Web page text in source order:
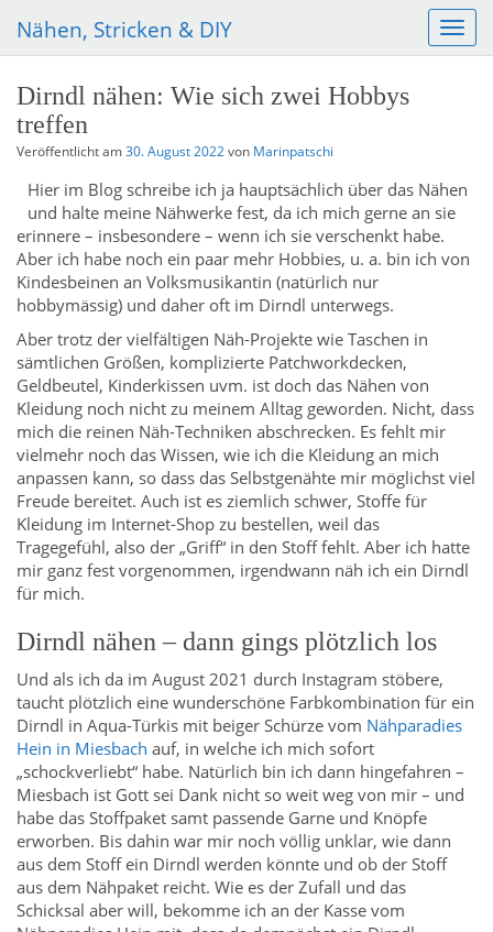
S
c
N
a
i
Nähen, Stricken & DIY
Dirndl nähen: Wie sich zwei Hobbys
treffen
Veröffentlicht am30. August 2022von Marinpatschi
Hier im Blog schreibe ich ja hauptsächlich über das Nähen
und halte meine Nähwerke fest, da ich mich gerne an sie
erinnere – insbesondere – wenn ich sie verschenkt habe.
Aber ich habe noch ein paar mehr Hobbies, u. a. bin ich von
Kindesbeinen an Volksmusikantin (natürlich nur
hobbymässig) und daher oft im Dirndl unterwegs.
Aber trotz der vielfältigen Näh-Projekte wie Taschen in
sämtlichen Größen, komplizierte Patchworkdecken,
Geldbeutel, Kinderkissen uvm. ist doch das Nähen von
Kleidung noch nicht zu meinem Alltag geworden. Nicht, dass
mich die reinen Näh-Techniken abschrecken. Es fehlt mir
vielmehr noch das Wissen, wie ich die Kleidung an mich
anpassen kann, so dass das Selbstgenähte mir möglichst viel
Freude bereitet. Auch ist es ziemlich schwer, Stoffe für
Kleidung im Internet-Shop zu bestellen, weil das
Tragegefühl, also der „Griff“ in den Stoff fehlt. Aber ich hatte
mir ganz fest vorgenommen, irgendwann näh ich ein Dirndl
für mich.
Dirndl nähen – dann gings plötzlich los
Und als ich da im August 2021 durch Instagram stöbere,
taucht plötzlich eine wunderschöne Farbkombination für ein
Dirndl in Aqua-Türkis mit beiger Schürze vom Nähparadies
Hein in Miesbach auf, in welche ich mich sofort
„schockverliebt“ habe. Natürlich bin ich dann hingefahren –
Miesbach ist Gott sei Dank nicht so weit weg von mir – und
habe das Stoffpaket samt passende Garne und Knöpfe
erworben. Bis dahin war mir noch völlig unklar, wie dann
aus dem Stoff ein Dirndl werden könnte und ob der Stoff
aus dem Nähpaket reicht. Wie es der Zufall und das
Schicksal aber will, bekomme ich an der Kasse vom